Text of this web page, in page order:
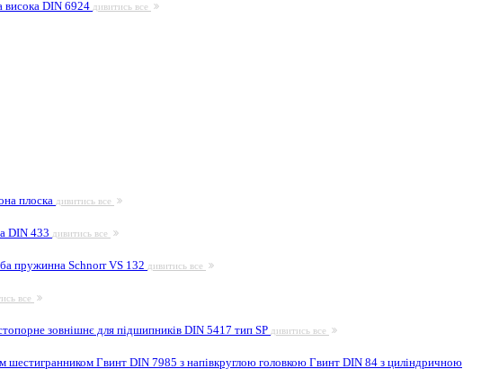
висока DIN 6924 дивитись все
плоска дивитись все
DIN 433 дивитись все
пружинна Schnorr VS 132 дивитись все
все
зовнішнє для підшипників DIN 5417 тип SP дивитись все
шестигранникомГвинт DIN 7985 з напівкруглою головкою Гвинт DIN 84 з циліндричною